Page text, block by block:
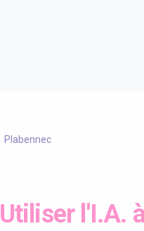
Plabennec
Utiliser l'I.A.